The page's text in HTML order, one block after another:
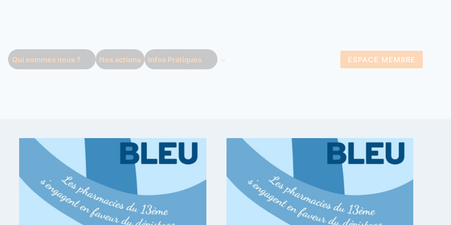
Qui sommes nous ? Nos actions Infos Pratiques ESPACE MEMBRE